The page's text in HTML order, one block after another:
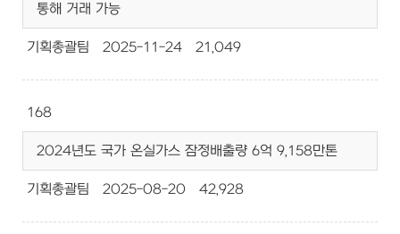
통해 거래 가능
기획총괄팀 2025-11-24 21,049
168
2024년도 국가 온실가스 잠정배출량 6억 9,158만톤
기획총괄팀 2025-08-20 42,928